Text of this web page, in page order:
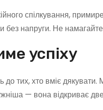
спілкування,
без напруги. Не
успіху
до тих, хто вміє
— вона відкриває